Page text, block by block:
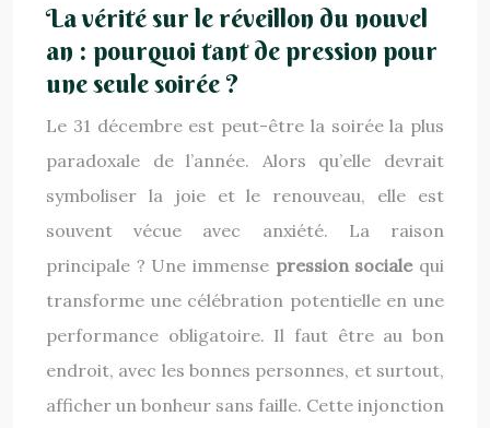
La vérité sur le réveillon du nouvel
an : pourquoi tant de pression pour
une seule soirée ?
Le 31 décembre est peut-être la soirée la plus
paradoxale de l’année. Alors qu’elle devrait
symboliser la joie et le renouveau, elle est
souvent vécue avec anxiété. La raison
principale ? Une immense pression sociale qui
transforme une célébration potentielle en une
performance obligatoire. Il faut être au bon
endroit, avec les bonnes personnes, et surtout,
afficher un bonheur sans faille. Cette injonction